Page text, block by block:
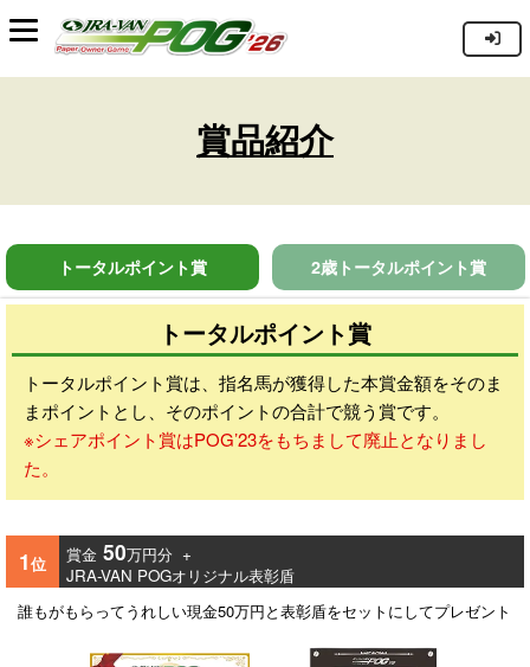
賞品紹介
トータルポイント賞 2歳トータルポイント賞
トータルポイント賞
トータルポイント賞は、指名馬が獲得した本賞金額をそのま
まポイントとし、そのポイントの合計で競う賞です。
※シェアポイント賞はPOG’23をもちまして廃止となりまし
た。
1位 賞金 50万円分 +
JRA-VAN POGオリジナル表彰盾
誰もがもらってうれしい現金50万円と表彰盾をセットにしてプレゼント